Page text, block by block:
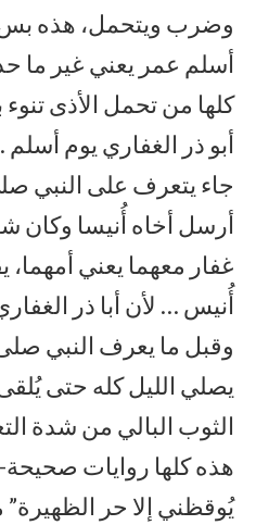
وضرب ويتحمل، هذه بس
أسلم عمر يعني غير ما
كلها من تحمل الأذى تنوء
أبو ذر الغفاري يوم
جاء يتعرف على النبي
أرسل أخاه أُنيسا وكان
غفار معهما يعني
أُنيس … لأن أبا ذر
وقبل ما يعرف النبي
يصلي الليل كله حتى
الثوب البالي من شدة
هذه كلها روايات
يُوقظني إلا حر